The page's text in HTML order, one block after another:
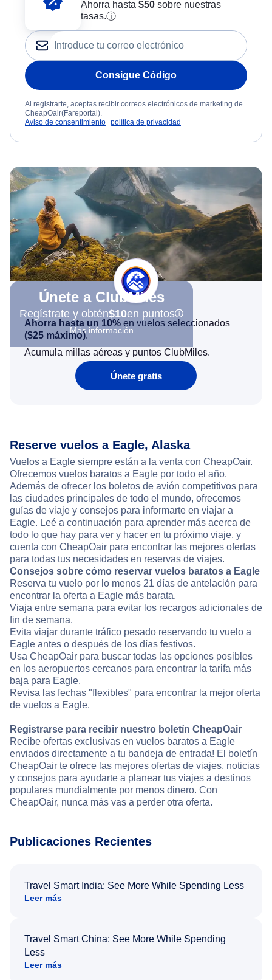
Ahorra hasta $50sobre nuestras
tasas.ⓘ
Consigue Código
Al registrarte, aceptas recibir correos electrónicos de marketing de
CheapOair(Fareportal).
Aviso de consentimiento política de privacidad
Únete a ClubMiles
Regístrate y obtén$10en puntos
Más información
Ahorra hasta un 10% en vuelos seleccionados
($25 máximo).
Acumula millas aéreas y puntos ClubMiles.
Únete gratis
Reserve vuelos a Eagle, Alaska
Vuelos a Eagle siempre están a la venta con CheapOair.
Ofrecemos vuelos baratos a Eagle por todo el año.
Además de ofrecer los boletos de avión competitivos para
las ciudades principales de todo el mundo, ofrecemos
guías de viaje y consejos para informarte en viajar a
Eagle. Leé a continuación para aprender más acerca de
todo lo que hay para ver y hacer en tu próximo viaje, y
cuenta con CheapOair para encontrar las mejores ofertas
para todas tus necesidades en reservas de viajes.
Consejos sobre cómo reservar vuelos baratos a Eagle
Reserva tu vuelo por lo menos 21 días de antelación para
encontrar la oferta a Eagle más barata.
Viaja entre semana para evitar los recargos adicionales de
fin de semana.
Evita viajar durante tráfico pesado reservando tu vuelo a
Eagle antes o después de los días festivos.
Usa CheapOair para buscar todas las opciones posibles
en los aeropuertos cercanos para encontrar la tarifa más
baja para Eagle.
Revisa las fechas "flexibles" para encontrar la mejor oferta
de vuelos a Eagle.
Registrarse para recibir nuestro boletín CheapOair
Recibe ofertas exclusivas en vuelos baratos a Eagle
enviados directamente a tu bandeja de entrada! El boletín
CheapOair te ofrece las mejores ofertas de viajes, noticias
y consejos para ayudarte a planear tus viajes a destinos
populares mundialmente por menos dinero. Con
CheapOair, nunca más vas a perder otra oferta.
Publicaciones Recientes
Travel Smart India: See More While Spending Less
Leer más
Travel Smart China: See More While Spending
Less
Leer más